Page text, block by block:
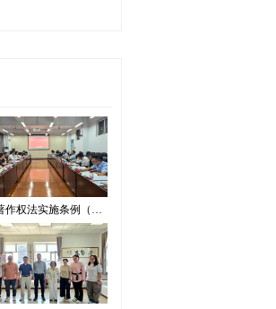
《著作权法实施条例（修订草案征求意见稿）》专家研讨会在我校举办